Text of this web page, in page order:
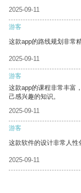
2025-09-11
游客
这款app的路线规划非常
2025-09-11
游客
这款app的课程非常丰富
己感兴趣的知识。
2025-09-11
游客
这款软件的设计非常人性
2025-09-11